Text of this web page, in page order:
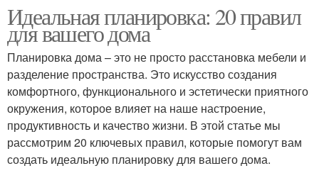
Решения для мебели
Многофункциональные
варианты
Идеальная планировка: 20 правил
для вашего дома
Планировка дома – это не просто расстановка мебели и
разделение пространства. Это искусство создания
комфортного, функционального и эстетически приятного
окружения, которое влияет на наше настроение,
продуктивность и качество жизни. В этой статье мы
рассмотрим 20 ключевых правил, которые помогут вам
создать идеальную планировку для вашего дома.